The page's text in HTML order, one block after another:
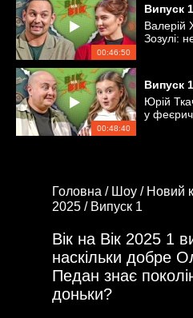
00:46:50
Випуск
Валерій
Зозулі:
00:48:40
Випуск
Юрій
у
Головна / Шоу / Новий
2025 / Випуск 1
Вік на Вік 2025 1
наскільки добре
Педан знає
доньки?